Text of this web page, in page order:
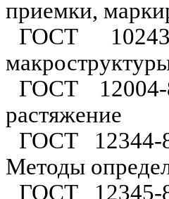
приемки,
ГОСТ
ГОСТ
растяжение
ГОСТ 12344-
Методы
ГОСТ 12345-